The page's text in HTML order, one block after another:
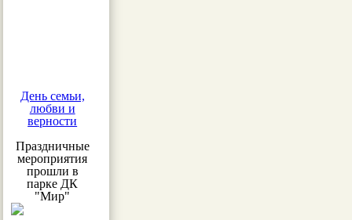
День семьи,
любви и
верности
Праздничные
мероприятия
прошли в
парке ДК
"Мир"